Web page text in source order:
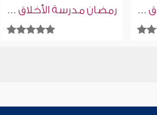
رمضان مدرسة الأخلاق | ما نقص مال من صدقة | إسلام ويب | للصم بلغة الإشارة رمضان مدرسة الأخلاق | لعلكم تتقون | إسلام ويب | للصم بلغة الإشارة